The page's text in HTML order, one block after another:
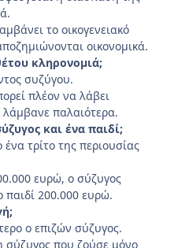
το οικογενειακό
οικονομικά.
κληρονομιά;
συζύγου.
πλέον να λάβει
παλαιότερα.
και ένα παιδί;
τρίτο της περιουσίας
ευρώ, ο σύζυγος
παιδί 200.000 ευρώ.
ο επιζών σύζυγος.
σύζυγος που ζούσε μόνο